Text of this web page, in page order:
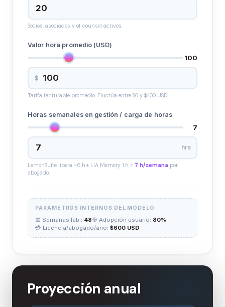
Socios, asociados y of counsel activos.
Valor hora promedio (USD)
100
$
Tarifa facturable promedio. Fluctúa entre $0 y $400 USD.
Horas semanales en gestión / carga de horas
7
hrs
LemonSuite libera ~6 h + LIA Memory 1 h = 7 h/semana por
abogado.
PARÁMETROS INTERNOS DEL MODELO
📅 Semanas lab.: 48🎯 Adopción usuario: 80%
💳 Licencia/abogado/año: $600 USD
Proyección anual